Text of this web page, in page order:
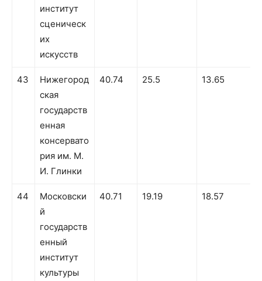
институт
сценическ
их
искусств
43
Нижегород
ская
государств
енная
консервато
рия им. М.
И. Глинки
40.74 25.5 13.65
44
Московски
й
государств
енный
институт
культуры
40.71 19.19 18.57